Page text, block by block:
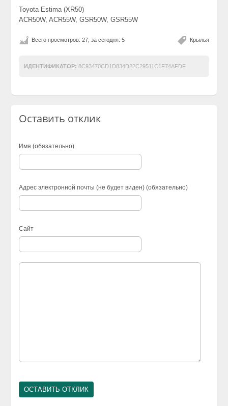
Toyota Estima (XR50)
ACR50W, ACR55W, GSR50W, GSR55W
Крылья
Всего просмотров: 27, за сегодня: 5
ИДЕНТИФИКАТОР: 8C93470CD1D834D22C29511C1F74AFDF
Оставить отклик
Имя (обязательно)
Адрес электронной почты (не будет виден) (обязательно)
Сайт